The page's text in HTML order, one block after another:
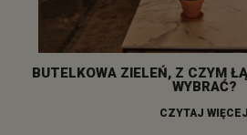
BUTELKOWA ZIELEŃ, Z CZYM
WYBRAĆ?
CZYTAJ WIĘCEJ